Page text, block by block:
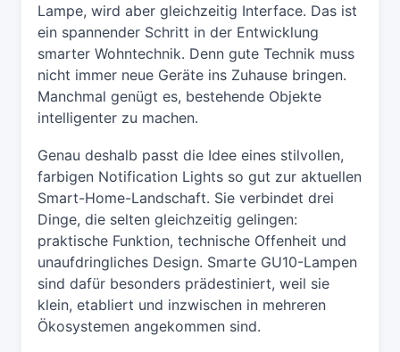
Lampe, wird aber gleichzeitig Interface. Das ist
ein spannender Schritt in der Entwicklung
smarter Wohntechnik. Denn gute Technik muss
nicht immer neue Geräte ins Zuhause bringen.
Manchmal genügt es, bestehende Objekte
intelligenter zu machen.
Genau deshalb passt die Idee eines stilvollen,
farbigen Notification Lights so gut zur aktuellen
Smart-Home-Landschaft. Sie verbindet drei
Dinge, die selten gleichzeitig gelingen:
praktische Funktion, technische Offenheit und
unaufdringliches Design. Smarte GU10-Lampen
sind dafür besonders prädestiniert, weil sie
klein, etabliert und inzwischen in mehreren
Ökosystemen angekommen sind.